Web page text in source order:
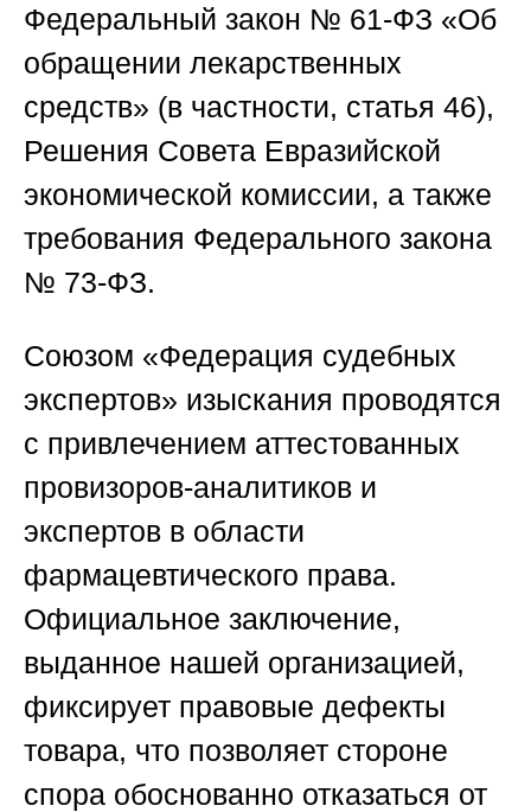
Федеральный закон № 61-ФЗ «Об
обращении лекарственных
средств» (в частности, статья 46),
Решения Совета Евразийской
экономической комиссии, а также
требования Федерального закона
№ 73-ФЗ.
Союзом «Федерация судебных
экспертов» изыскания проводятся
с привлечением аттестованных
провизоров-аналитиков и
экспертов в области
фармацевтического права.
Официальное заключение,
выданное нашей организацией,
фиксирует правовые дефекты
товара, что позволяет стороне
спора обоснованно отказаться от